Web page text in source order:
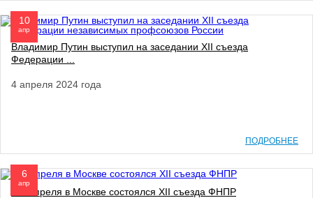
10
апр
Владимир Путин выступил на заседании XII съезда
Федерации ...
4 апреля 2024 года
ПОДРОБНЕЕ
6
апр
3-5 апреля в Москве состоялся XII съезда ФНПР